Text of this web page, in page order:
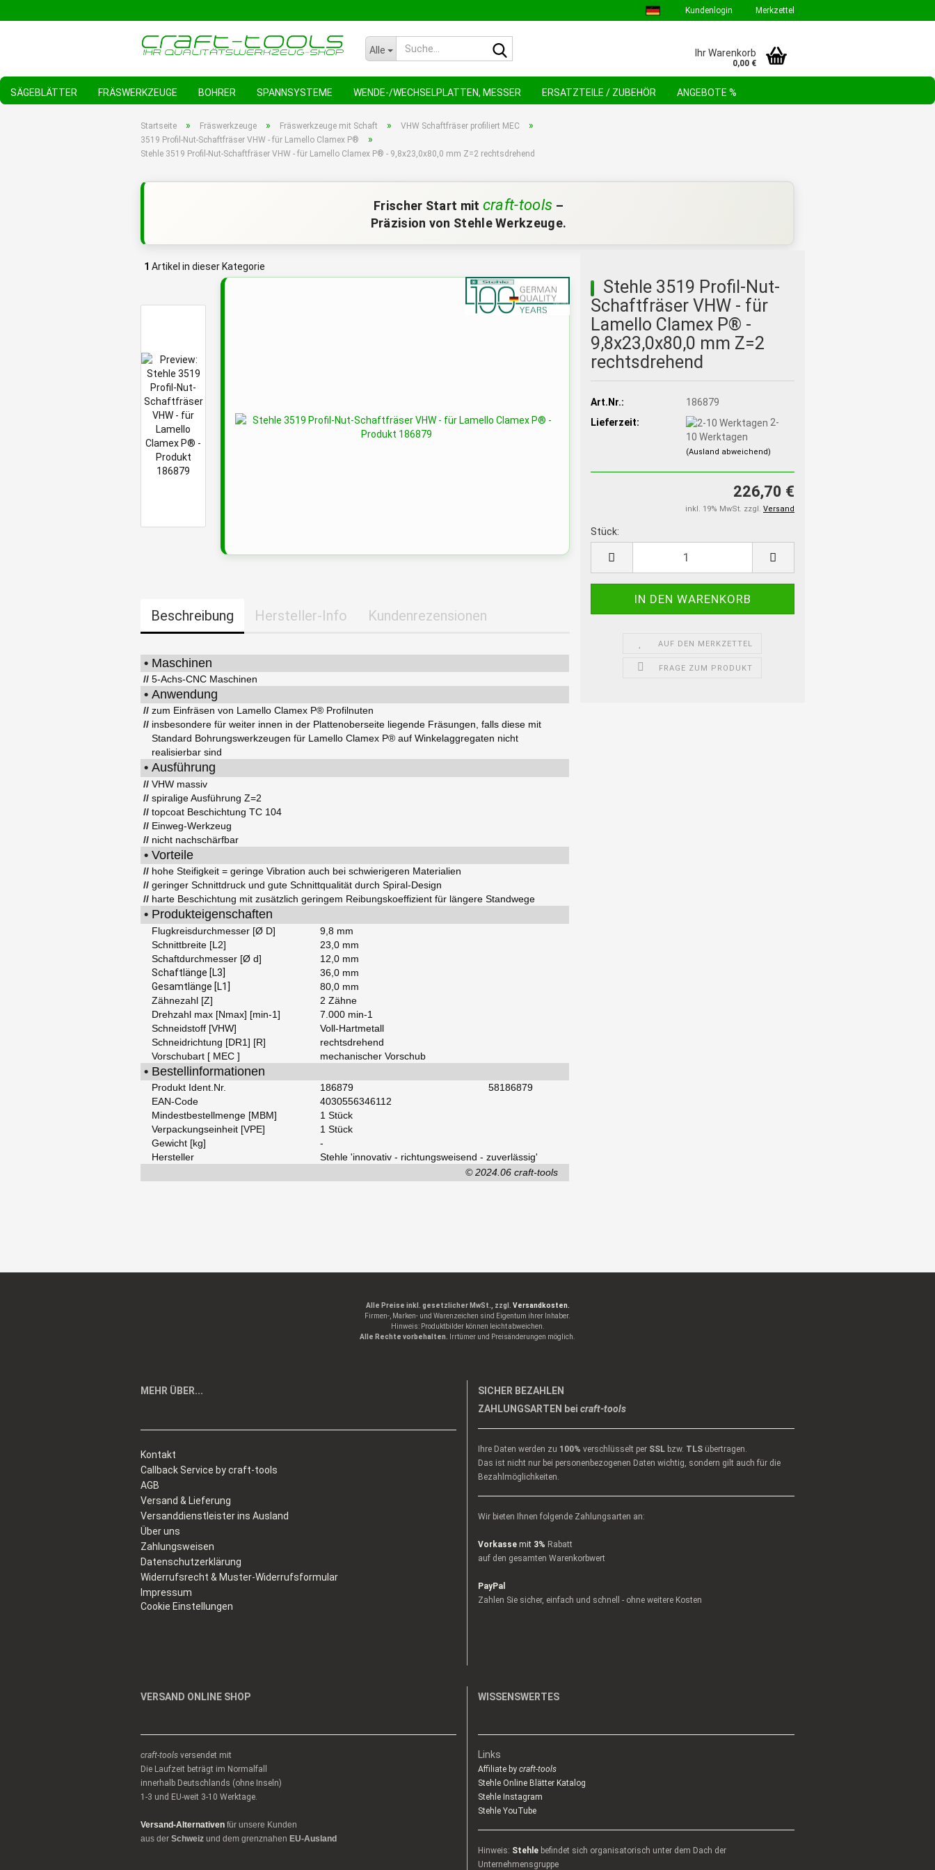
Kundenlogin Merkzettel
Alle
Ihr Warenkorb
0,00 €
SÄGEBLÄTTER FRÄSWERKZEUGE BOHRER SPANNSYSTEME WENDE-/WECHSELPLATTEN, MESSER ERSATZTEILE / ZUBEHÖR ANGEBOTE %
Startseite » Fräswerkzeuge » Fräswerkzeuge mit Schaft » VHW Schaftfräser profiliert MEC »
3519 Profil-Nut-Schaftfräser VHW - für Lamello Clamex P® »
Stehle 3519 Profil-Nut-Schaftfräser VHW - für Lamello Clamex P® - 9,8x23,0x80,0 mm Z=2 rechtsdrehend
Frischer Start mit craft-tools –
Präzision von Stehle Werkzeuge.
1 Artikel in dieser Kategorie
Stehle 3519 Profil-Nut-
Schaftfräser VHW - für
Lamello Clamex P® -
9,8x23,0x80,0 mm Z=2
rechtsdrehend
Art.Nr.:
186879
Lieferzeit:
2-
10 Werktagen
(Ausland abweichend)
226,70 €
inkl. 19% MwSt. zzgl. Versand
Stück:
Stück
AUF DEN MERKZETTEL
FRAGE ZUM PRODUKT
Beschreibung Hersteller-Info Kundenrezensionen
• Maschinen
// 5-Achs-CNC Maschinen
• Anwendung
// zum Einfräsen von Lamello Clamex P® Profilnuten
// insbesondere für weiter innen in der Plattenoberseite liegende Fräsungen, falls diese mit
Standard Bohrungswerkzeugen für Lamello Clamex P® auf Winkelaggregaten nicht
realisierbar sind
• Ausführung
// VHW massiv
// spiralige Ausführung Z=2
// topcoat Beschichtung TC 104
// Einweg-Werkzeug
// nicht nachschärfbar
• Vorteile
// hohe Steifigkeit = geringe Vibration auch bei schwierigeren Materialien
// geringer Schnittdruck und gute Schnittqualität durch Spiral-Design
// harte Beschichtung mit zusätzlich geringem Reibungskoeffizient für längere Standwege
• Produkteigenschaften
Flugkreisdurchmesser [Ø D]
9,8 mm
Schnittbreite [L2]
23,0 mm
Schaftdurchmesser [Ø d]
12,0 mm
Schaftlänge [L3]
36,0 mm
Gesamtlänge [L1]
80,0 mm
Zähnezahl [Z]
2 Zähne
Drehzahl max [Nmax] [min-1]
7.000 min-1
Schneidstoff [VHW]
Voll-Hartmetall
Schneidrichtung [DR1] [R]
rechtsdrehend
Vorschubart [ MEC ]
mechanischer Vorschub
• Bestellinformationen
Produkt Ident.Nr. 186879
58186879
EAN-Code
4030556346112
Mindestbestellmenge [MBM]
1 Stück
Verpackungseinheit [VPE]
1 Stück
Gewicht [kg]
-
Hersteller
Stehle 'innovativ - richtungsweisend - zuverlässig'
© 2024.06 craft-tools
Alle Preise inkl. gesetzlicher MwSt., zzgl. Versandkosten.
Firmen-, Marken- und Warenzeichen sind Eigentum ihrer Inhaber.
Hinweis: Produktbilder können leicht abweichen.
Alle Rechte vorbehalten.
Irrtümer und Preisänderungen möglich.
MEHR ÜBER...
Kontakt
Callback Service by craft-tools
AGB
Versand & Lieferung
Versanddienstleister ins Ausland
Über uns
Zahlungsweisen
Datenschutzerklärung
Widerrufsrecht & Muster-Widerrufsformular
Impressum
Cookie Einstellungen
SICHER BEZAHLEN
ZAHLUNGSARTEN bei craft-tools
Ihre Daten werden zu 100% verschlüsselt per SSL bzw. TLS übertragen.
Das ist nicht nur bei personenbezogenen Daten wichtig, sondern gilt auch für die
Bezahlmöglichkeiten.
Wir bieten Ihnen folgende Zahlungsarten an:
Vorkasse mit 3% Rabatt
auf den gesamten Warenkorbwert
PayPal
Zahlen Sie sicher, einfach und schnell - ohne weitere Kosten
VERSAND ONLINE SHOP
craft-tools versendet mit
Die Laufzeit beträgt im Normalfall
innerhalb Deutschlands (ohne Inseln)
1-3 und EU-weit 3-10 Werktage.
Versand-Alternativen für unsere Kunden
aus der Schweiz und dem grenznahen EU-Ausland
WISSENSWERTES
Links
Affiliate by craft-tools
Stehle Online Blätter Katalog
Stehle Instagram
Stehle YouTube
Hinweis: Stehle befindet sich organisatorisch unter dem Dach der
Unternehmensgruppe